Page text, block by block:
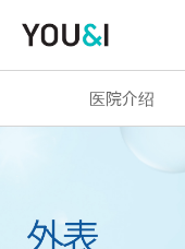
医院介绍